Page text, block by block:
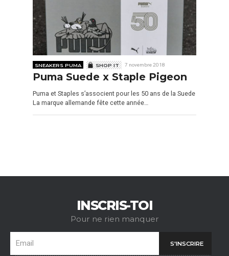
SNEAKERS PUMA SHOP IT 7 novembre 2018
Puma Suede x Staple Pigeon
Puma et Staples s’associent pour les 50 ans de la Suede
La marque allemande fête cette année…
INSCRIS-TOI
Pour ne rien manquer